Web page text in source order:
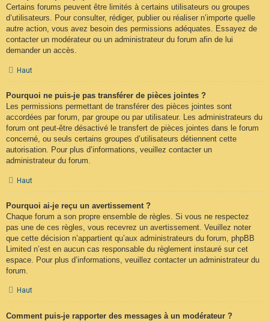
Certains forums peuvent être limités à certains utilisateurs ou groupes
d’utilisateurs. Pour consulter, rédiger, publier ou réaliser n’importe quelle
autre action, vous avez besoin des permissions adéquates. Essayez de
contacter un modérateur ou un administrateur du forum afin de lui
demander un accès.
Haut
Pourquoi ne puis-je pas transférer de pièces jointes ?
Les permissions permettant de transférer des pièces jointes sont
accordées par forum, par groupe ou par utilisateur. Les administrateurs du
forum ont peut-être désactivé le transfert de pièces jointes dans le forum
concerné, ou seuls certains groupes d’utilisateurs détiennent cette
autorisation. Pour plus d’informations, veuillez contacter un
administrateur du forum.
Haut
Pourquoi ai-je reçu un avertissement ?
Chaque forum a son propre ensemble de règles. Si vous ne respectez
pas une de ces règles, vous recevrez un avertissement. Veuillez noter
que cette décision n’appartient qu’aux administrateurs du forum, phpBB
Limited n’est en aucun cas responsable du règlement instauré sur cet
espace. Pour plus d’informations, veuillez contacter un administrateur du
forum.
Haut
Comment puis-je rapporter des messages à un modérateur ?